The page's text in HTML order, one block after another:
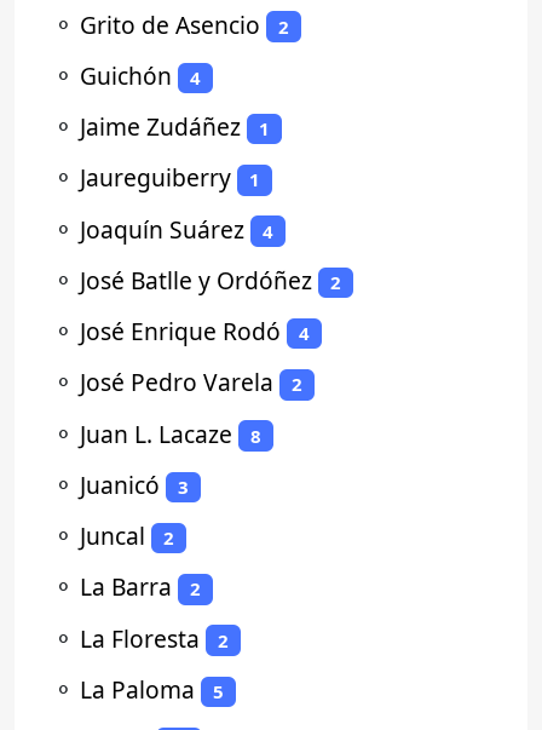
⚬ Grito de Asencio 2
⚬ Guichón 4
⚬ Jaime Zudáñez 1
⚬ Jaureguiberry 1
⚬ Joaquín Suárez 4
⚬ José Batlle y Ordóñez 2
⚬ José Enrique Rodó 4
⚬ José Pedro Varela 2
⚬ Juan L. Lacaze 8
⚬ Juanicó 3
⚬ Juncal 2
⚬ La Barra 2
⚬ La Floresta 2
⚬ La Paloma 5